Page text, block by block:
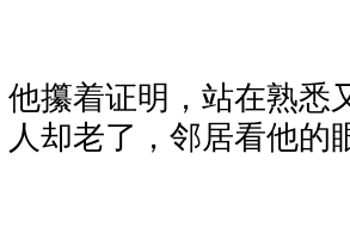
攥着证明，站在熟悉
人却老了，邻居看他的